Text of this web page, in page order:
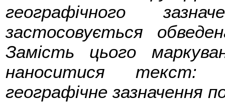
географічного
застосовується
Замість цього
наноситися текст:
географічне зазначення